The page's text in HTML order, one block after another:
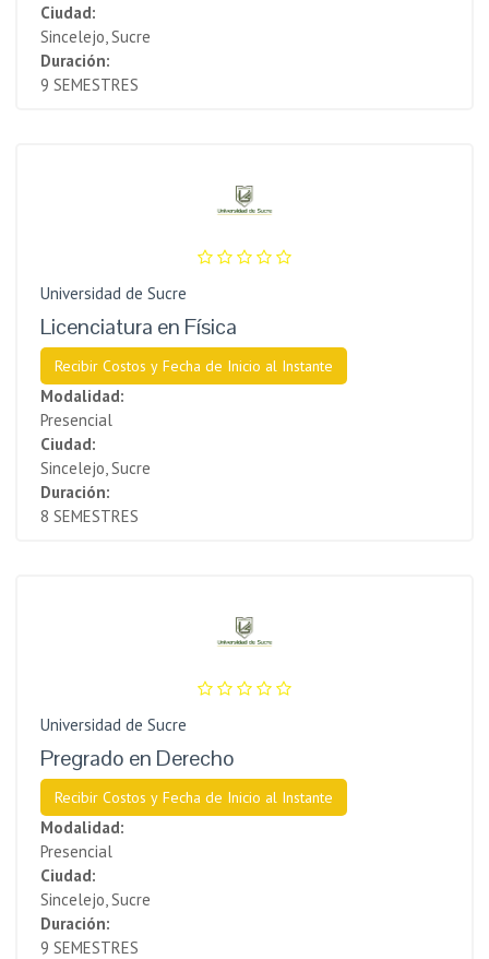
Ciudad:
Sincelejo, Sucre
Duración:
9 SEMESTRES
Universidad de Sucre
Licenciatura en Física
Recibir Costos y Fecha de Inicio al Instante
Modalidad:
Presencial
Ciudad:
Sincelejo, Sucre
Duración:
8 SEMESTRES
Universidad de Sucre
Pregrado en Derecho
Recibir Costos y Fecha de Inicio al Instante
Modalidad:
Presencial
Ciudad:
Sincelejo, Sucre
Duración:
9 SEMESTRES